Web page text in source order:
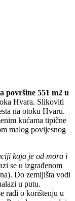
površine 551 m2 u
Hvara. Slikoviti
na otoku Hvaru.
kućama tipične
malog povijesnog
koja je od mora i
se u izgrađenom
Do zemljišta vodi
u putu.
radi o korištenju u